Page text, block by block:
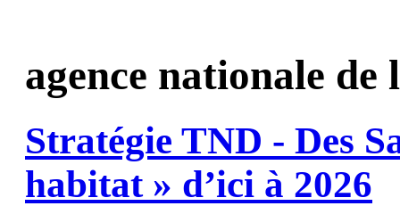
agence nationale
Stratégie TND - Des
habitat» d’ici à 2026